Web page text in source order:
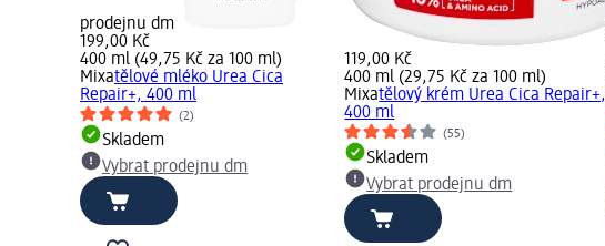
prodejnu dm
199,00 Kč
400 ml (49,75 Kč za 100 ml)
Mixatělové mléko Urea Cica
Repair+, 400 ml
(2)
Skladem
Vybrat prodejnu dm
119,00 Kč
400 ml (29,75 Kč za 100 ml)
Mixatělový krém Urea Cica Repair+,
400 ml
(55)
Skladem
Vybrat prodejnu dm